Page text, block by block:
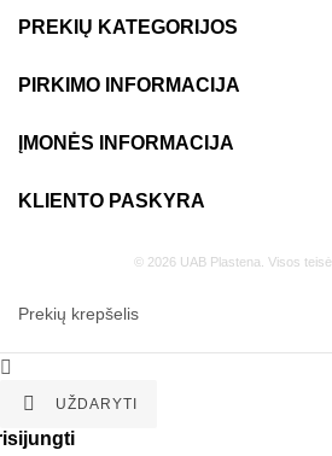
PREKIŲ KATEGORIJOS
PIRKIMO INFORMACIJA
ĮMONĖS INFORMACIJA
KLIENTO PASKYRA
© 2026 UAB Plastena. Visos
Prekių krepšelis

 UŽDARYTI